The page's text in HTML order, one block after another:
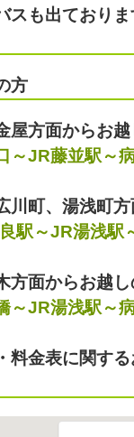
スも出ており
方
屋方面からお
～JR藤並駅～
川町、湯浅町
駅～JR湯浅駅
方面からお越
～JR湯浅駅～
料金表に関す